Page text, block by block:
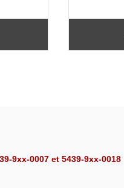
9xx-0007 et 5439-9xx-0018